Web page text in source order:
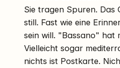
Sie tragen Spuren. Das
still. Fast wie eine
sein will. "Bassano" hat
Vielleicht sogar
nichts ist Postkarte.